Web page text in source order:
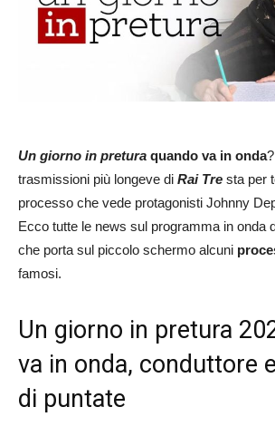
Un giorno in pretura quando va in onda
trasmissioni più longeve di Rai Tre sta per
processo che vede protagonisti Johnny
Ecco tutte le news sul programma in onda
che porta sul piccolo schermo alcuni
famosi.
Un giorno in pretura
va in onda, conduttore
di puntate